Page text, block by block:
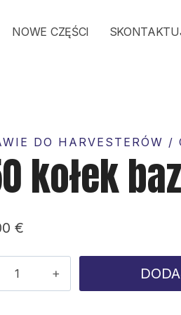
NOWE CZĘŚCI
DO HARVESTERÓW /
kołek
€